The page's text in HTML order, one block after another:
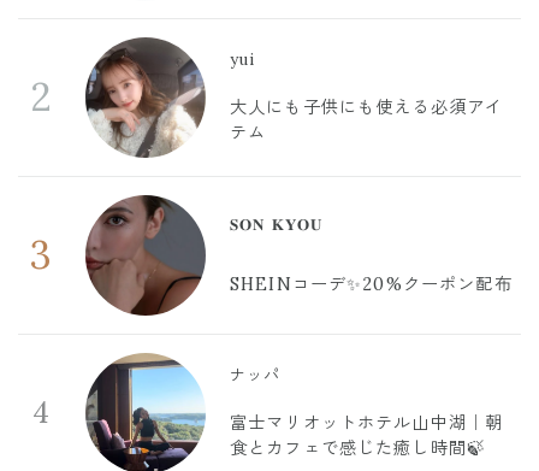
2
yui
大人にも子供にも使える必須アイ
テム
3
𝐒𝐎𝐍 𝐊𝐘𝐎𝐔
SHEINコーデ✨20%クーポン配布
4
ナッパ
富士マリオットホテル山中湖｜朝
食とカフェで感じた癒し時間🍃